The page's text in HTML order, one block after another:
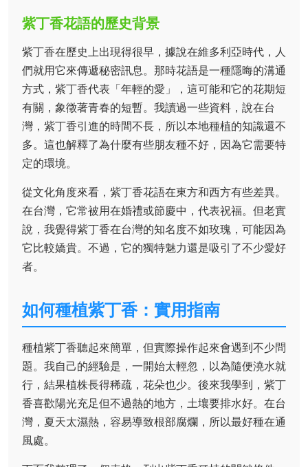
紫丁香花語的歷史背景
紫丁香在歷史上出現得很早，據說在維多利亞時代，人
們就用它來傳遞秘密訊息。那時花語是一種隱晦的溝通
方式，紫丁香代表「年輕的愛」，這可能和它的花期短
有關，象徵著青春的短暫。我讀過一些資料，說在台
灣，紫丁香引進的時間不長，所以本地種植的知識還不
多。這也解釋了為什麼有些朋友種不好，因為它需要特
定的環境。
從文化角度來看，紫丁香花語在東方和西方有些差異。
在台灣，它常被用在婚禮或節慶中，代表祝福。但老實
說，我覺得紫丁香在台灣的知名度不如玫瑰，可能因為
它比較嬌貴。不過，它的獨特魅力還是吸引了不少愛好
者。
如何種植紫丁香：實用指南
種植紫丁香聽起來簡單，但實際操作起來會遇到不少問
題。我自己的經驗是，一開始太輕忽，以為隨便澆水就
行，結果植株長得稀疏，花朵也少。後來我學到，紫丁
香喜歡陽光充足但不過熱的地方，土壤要排水好。在台
灣，夏天太濕熱，容易導致根部腐爛，所以最好種在通
風處。